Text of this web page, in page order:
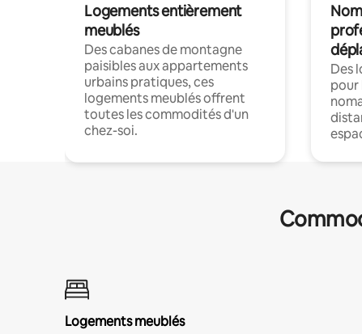
Logements entièrement
meublés
Des cabanes de montagne
paisibles aux appartements
urbains pratiques, ces
logements meublés offrent
toutes les commodités d'un
chez-soi.
Des
pour
Logements meublés